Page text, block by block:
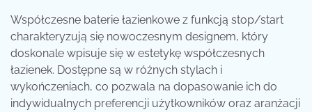
Współczesne baterie łazienkowe z funkcją stop/start
charakteryzują się nowoczesnym designem, który
doskonale wpisuje się w estetykę współczesnych
łazienek. Dostępne są w różnych stylach i
wykończeniach, co pozwala na dopasowanie ich do
indywidualnych preferencji użytkowników oraz aranżacji